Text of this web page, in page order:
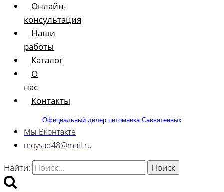
Онлайн-
консультация
Наши
работы
Каталог
О
нас
Контакты
Официальный дилер питомника Савватеевых
Мы Вконтакте
moysad48@mail.ru
Найти: